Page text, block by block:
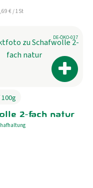
€/ 1St
hinzufügen
2-fach natur
, Kontrollstelle:
DE-ÖKO-037
zu Favouriten